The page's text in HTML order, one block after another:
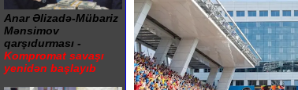
Anar Əlizadə-Mübariz
Mənsimov
qarşıdurması -
Kompromat savaşı
yenidən başlayıb